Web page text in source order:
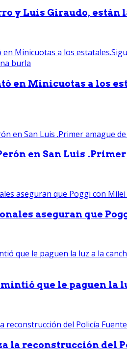
y Luis Giraudo, están
en Minicuotas a los
en San Luis
aseguran que
que le paguen la
la reconstrucción del